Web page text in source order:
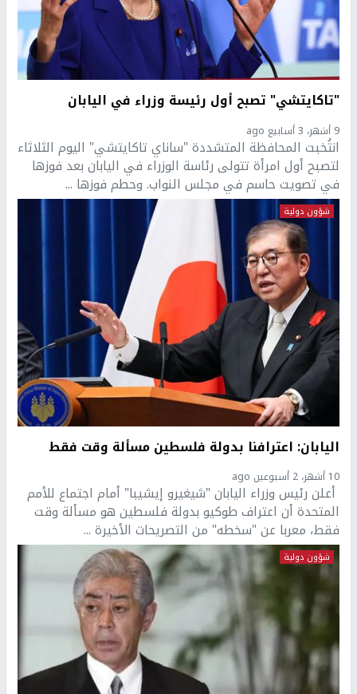
"تاكايتشي" تصبح أول رئيسة وزراء في اليابان
9 أشهر، 3 أسابيع ago
انتُخبت المحافظة المتشددة "ساناي تاكايتشي" اليوم الثلاثاء
لتصبح أول امرأة تتولى رئاسة الوزراء في اليابان بعد فوزها
في تصويت حاسم في مجلس النواب. وحطم فوزها ...
شؤون دولية
اليابان: اعترافنا بدولة فلسطين مسألة وقت فقط
10 أشهر، 2 أسبوعين ago
أعلن رئيس وزراء اليابان "شيغيرو إيشيبا" أمام اجتماع للأمم
المتحدة أن اعتراف طوكيو بدولة فلسطين هو مسألة وقت
فقط، معربا عن "سخطه" من التصريحات الأخيرة ...
شؤون دولية